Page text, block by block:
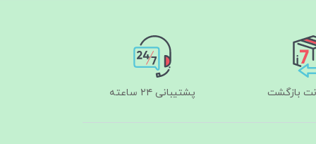
پشتیبانی ۲۴ ساعته